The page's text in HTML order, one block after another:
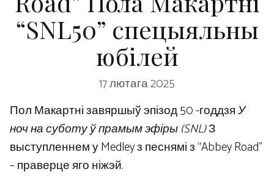
“SNL50” спецыяльны
юбілей
17 лютага 2025
Пол Макартні завяршыў эпізод 50 -годдзяУ
ноч на суботу ў прамым эфіры (SNL)З
выступленнем у Medley з песнямі з “Abbey Road”
– праверце яго ніжэй.